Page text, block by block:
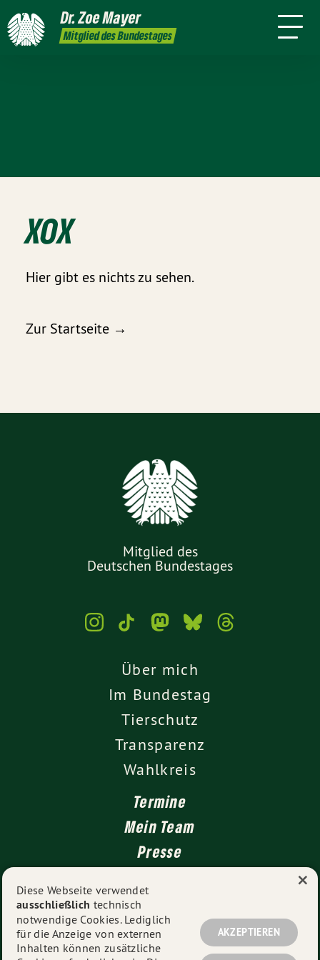
Dr. ZoeMayer
Mitglied des Bundestages
Mein
Team
Presse
XOX
Hier gibt es nichts zu sehen.
Zur Startseite →
Mitglied des
Deutschen Bundestages
Über mich
Im Bundestag
Tierschutz
Transparenz
Wahlkreis
Termine
Mein Team
Presse
Impressum
Datenschutz
Diese Webseite verwendet
ausschließlich technisch
notwendige Cookies. Lediglich
für die Anzeige von externen
Inhalten können zusätzliche
AKZEPTIEREN
×